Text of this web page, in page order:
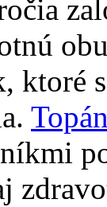
ktoré